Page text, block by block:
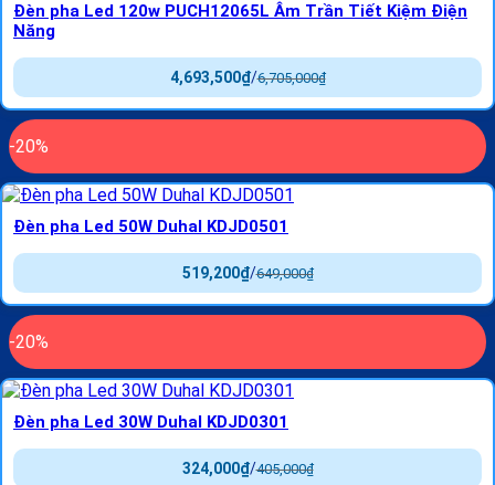
Đèn pha Led 120w PUCH12065L Âm Trần Tiết Kiệm Điện
Năng
6,705,000₫
/
4,693,500₫
-20%
Đèn pha Led 50W Duhal KDJD0501
649,000₫
/
519,200₫
-20%
Đèn pha Led 30W Duhal KDJD0301
405,000₫
/
324,000₫